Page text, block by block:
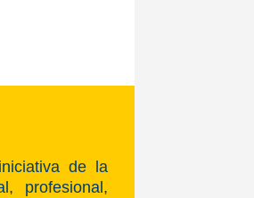
de la
profesional,